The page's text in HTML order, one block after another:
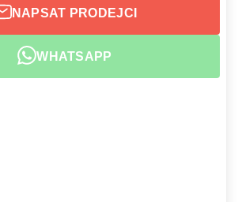
NAPSAT PRODEJCI
WHATSAPP